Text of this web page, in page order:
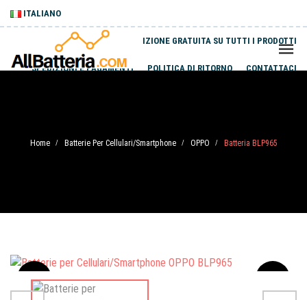
ITALIANO
SPEDIZIONE GRATUITA SU TUTTI I PRODOTTI
SPEDIZIONI E PAGAMENTI POLITICA DI RITORNO CONTATTACI
Home / Batterie Per Cellulari/Smartphone / OPPO / Batteria BLP965
Sale